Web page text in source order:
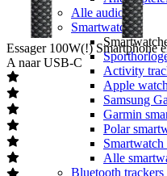
Alle audio
Smartwatches
Activity
Apple
Samsung
Garmin
Polar
Smartwatch
Alle
Bluetooth trackers
Essager 100W(!) Smartphone
A naar USB-C